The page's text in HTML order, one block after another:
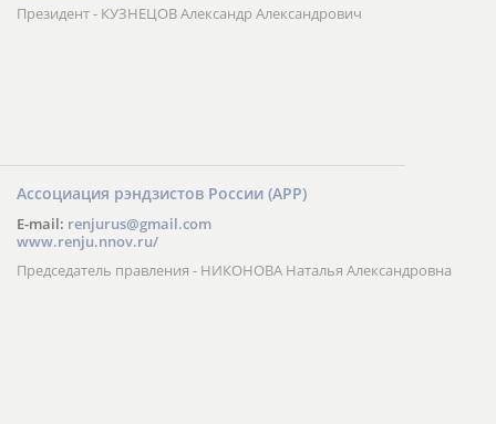
Президент - КУЗНЕЦОВ Александр Александрович
Ассоциация рэндзистов России (АРР)
E-mail: renjurus@gmail.com
www.renju.nnov.ru/
Председатель правления - НИКОНОВА Наталья Александровна